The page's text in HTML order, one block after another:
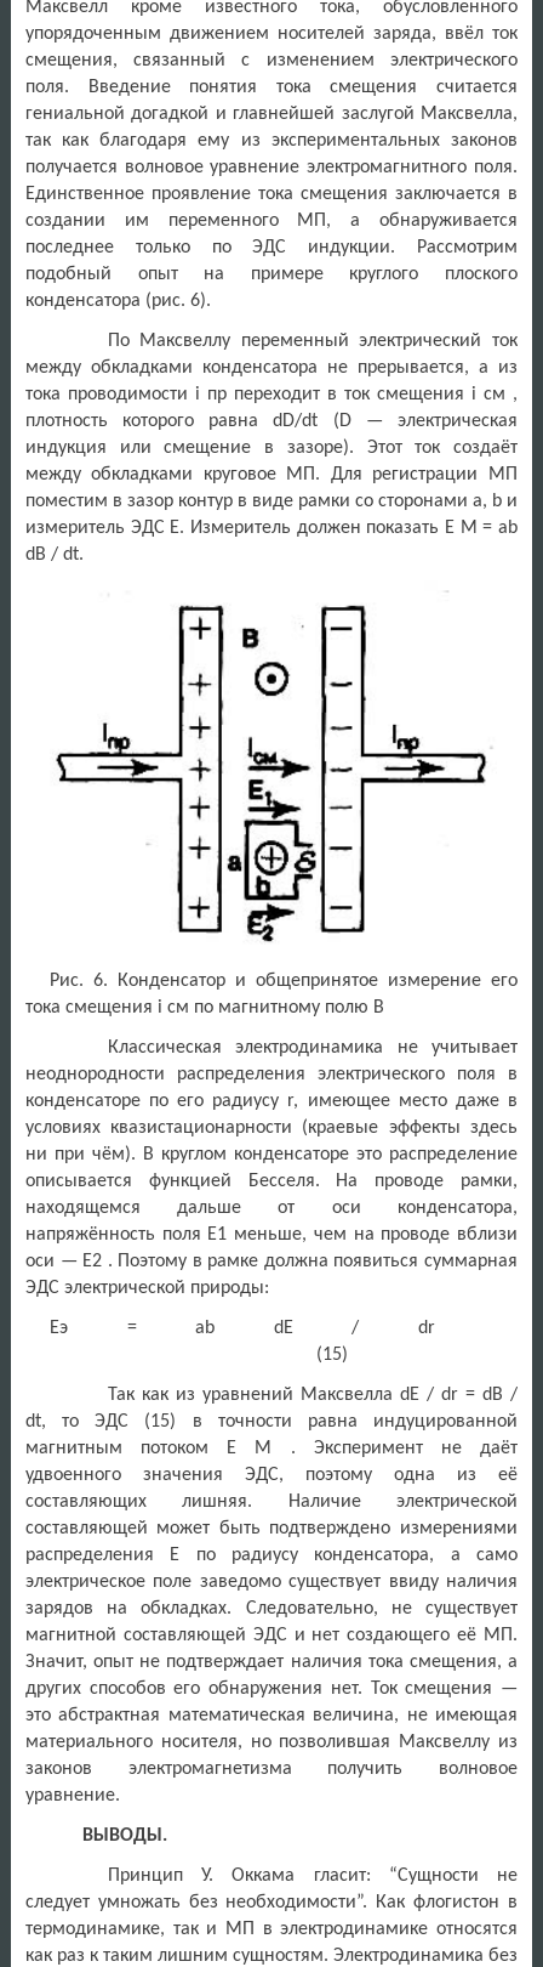
Максвелл кроме известного тока, обусловленного
упорядоченным движением носителей заряда, ввёл ток
смещения, связанный с изменением электрического
поля. Введение понятия тока смещения считается
гениальной догадкой и главнейшей заслугой Максвелла,
так как благодаря ему из экспериментальных законов
получается волновое уравнение электромагнитного поля.
Единственное проявление тока смещения заключается в
создании им переменного МП, а обнаруживается
последнее только по ЭДС индукции. Рассмотрим
подобный опыт на примере круглого плоского
конденсатора (рис. 6).
По Максвеллу переменный электрический ток
между обкладками конденсатора не прерывается, а из
тока проводимости i пр переходит в ток смещения i см ,
плотность которого равна dD/dt (D — электрическая
индукция или смещение в зазоре). Этот ток создаёт
между обкладками круговое МП. Для регистрации МП
поместим в зазор контур в виде рамки со сторонами a, b и
измеритель ЭДС E. Измеритель должен показать E М = ab
dB / dt.
Рис. 6. Конденсатор и общепринятое измерение его
тока смещения i см по магнитному полю В
Классическая электродинамика не учитывает
неоднородности распределения электрического поля в
конденсаторе по его радиусу r, имеющее место даже в
условиях квазистационарности (краевые эффекты здесь
ни при чём). В круглом конденсаторе это распределение
описывается функцией Бесселя. На проводе рамки,
находящемся дальше от оси конденсатора,
напряжённость поля Е1 меньше, чем на проводе вблизи
оси — Е2 . Поэтому в рамке должна появиться суммарная
ЭДС электрической природы:
Eэ = ab dE / dr
(15)
Так как из уравнений Максвелла dE / dr = dB /
dt, то ЭДС (15) в точности равна индуцированной
магнитным потоком E M . Эксперимент не даёт
удвоенного значения ЭДС, поэтому одна из её
составляющих лишняя. Наличие электрической
составляющей может быть подтверждено измерениями
распределения Е по радиусу конденсатора, а само
электрическое поле заведомо существует ввиду наличия
зарядов на обкладках. Следовательно, не существует
магнитной составляющей ЭДС и нет создающего её МП.
Значит, опыт не подтверждает наличия тока смещения, а
других способов его обнаружения нет. Ток смещения —
это абстрактная математическая величина, не имеющая
материального носителя, но позволившая Максвеллу из
законов электромагнетизма получить волновое
уравнение.
ВЫВОДЫ.
Принцип У. Оккама гласит: “Сущности не
следует умножать без необходимости”. Как флогистон в
термодинамике, так и МП в электродинамике относятся
как раз к таким лишним сущностям. Электродинамика без